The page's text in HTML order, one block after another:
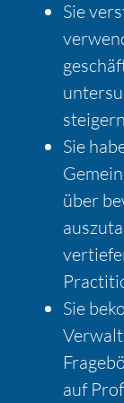
Sie
Sie
über
Sie
auf